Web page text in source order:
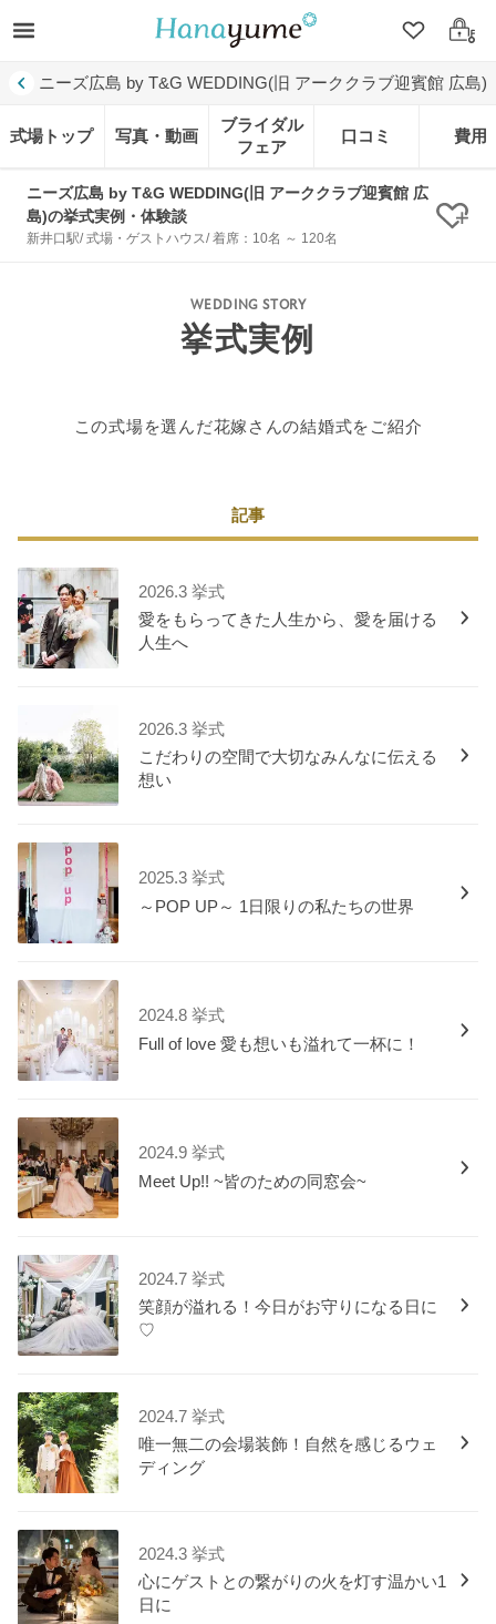
クリップ
ログ
ニーズ広島 by T&G WEDDING(旧 アーククラブ迎賓館 広島)
式場トップ 写真・動画
ブライダル
フェア
口コミ 費用
ニーズ広島 by T&G WEDDING(旧 アーククラブ迎賓館 広
島)の挙式実例・体験談
新井口駅/ 式場・ゲストハウス/ 着席：10名 ～ 120名 ク
WEDDING STORY
挙式実例
この式場を選んだ花嫁さんの結婚式をご紹介
記事
2026.3 挙式
愛をもらってきた人生から、愛を届ける
人生へ
2026.3 挙式
こだわりの空間で大切なみんなに伝える
想い
2025.3 挙式
～POP UP～ 1日限りの私たちの世界
2024.8 挙式
Full of love 愛も想いも溢れて一杯に！
2024.9 挙式
Meet Up!! ~皆のための同窓会~
2024.7 挙式
笑顔が溢れる！今日がお守りになる日に
♡
2024.7 挙式
唯一無二の会場装飾！自然を感じるウェ
ディング
2024.3 挙式
心にゲストとの繋がりの火を灯す温かい1
日に